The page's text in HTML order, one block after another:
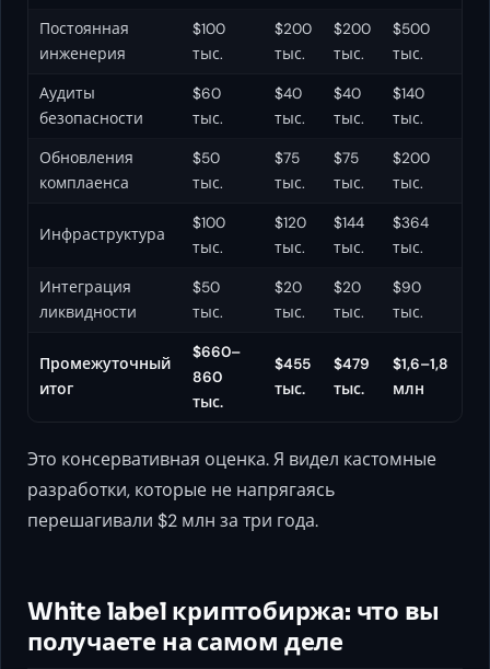
Постоянная
инженерия
$100
тыс.
$200
тыс.
$200
тыс.
$500
тыс.
Аудиты
безопасности
$60
тыс.
$40
тыс.
$40
тыс.
$140
тыс.
Обновления
комплаенса
$50
тыс.
$75
тыс.
$75
тыс.
$200
тыс.
Инфраструктура
$100
тыс.
$120
тыс.
$144
тыс.
$364
тыс.
Интеграция
ликвидности
$50
тыс.
$20
тыс.
$20
тыс.
$90
тыс.
Промежуточный
итог
$660–
860
тыс.
$455
тыс.
$479
тыс.
$1,6–1,8
млн
Это консервативная оценка. Я видел кастомные
разработки, которые не напрягаясь
перешагивали $2 млн за три года.
White label криптобиржа: что вы
получаете на самом деле